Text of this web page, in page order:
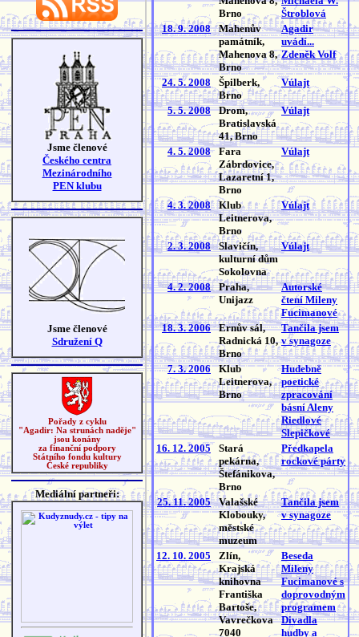
Jsme členové
Českého centra
Mezinárodního
PEN klubu
Jsme členové
Sdružení Q
Pořady z cyklu
"Agadir: Na strunách naděje"
jsou konány
za finanční podpory
Státního fondu kultury
České republiky
Mediální partneři:
Brno
Štroblová
18. 9. 2008
Mahenův
památník,
Mahenova 8,
Brno
Agadir
uvádí...
Zdeněk Volf
24. 5. 2008
Špilberk,
Brno
Vúlajt
5. 5. 2008
Drom,
Bratislavská
41, Brno
Vúlajt
4. 5. 2008
Fara
Zábrdovice,
Lazaretní 1,
Brno
Vúlajt
4. 3. 2008
Klub
Leitnerova,
Brno
Vúlajt
2. 3. 2008
Slavičín,
kulturní dům
Sokolovna
Vúlajt
4. 2. 2008
Praha,
Unijazz
Autorské
čtení Mileny
Fucimanové
18. 3. 2006
Ernův sál,
Radnická 10,
Brno
Tančila jsem
v synagoze
7. 3. 2006
Klub
Leitnerova,
Brno
Hudebně
poetické
zpracování
básní Aleny
Riedlové
Slepičkové
16. 12. 2005
Stará
pekárna,
Štefánikova,
Brno
Předkapela
rockové párty
25. 11. 2005
Valašské
Klobouky,
městské
muzeum
Tančila jsem
v synagoze
12. 10. 2005
Zlín,
Krajská
knihovna
Františka
Bartoše,
Vavrečkova
7040
Beseda
Mileny
Fucimanové s
doprovodným
programem
Divadla
hudby a